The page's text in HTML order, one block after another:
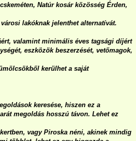
Natúr kosár közösség Érden,
lakóknak jelenthet alternatívát.
valamint minimális éves tagsági díjért
eszközök beszerzését, vetőmagok,
kerülhet a saját
keresése, hiszen ez a
megoldás hosszú távon. Lehet ez
vagy Piroska néni, akinek mindig